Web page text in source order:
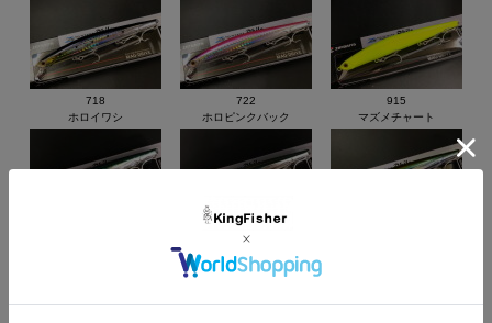
718
ホロイワシ
722
ホロピンクバック
915
マズメチャート
923
エメラルドバックシルバー
[ポイント還元 51ポイント～]